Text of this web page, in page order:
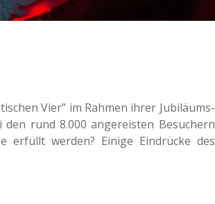
Vier” im Rahmen ihrer Jubi­lä­ums-
rund 8.000 ange­reis­ten Besu­chern
erfüllt werden? Einige Ein­drü­cke des